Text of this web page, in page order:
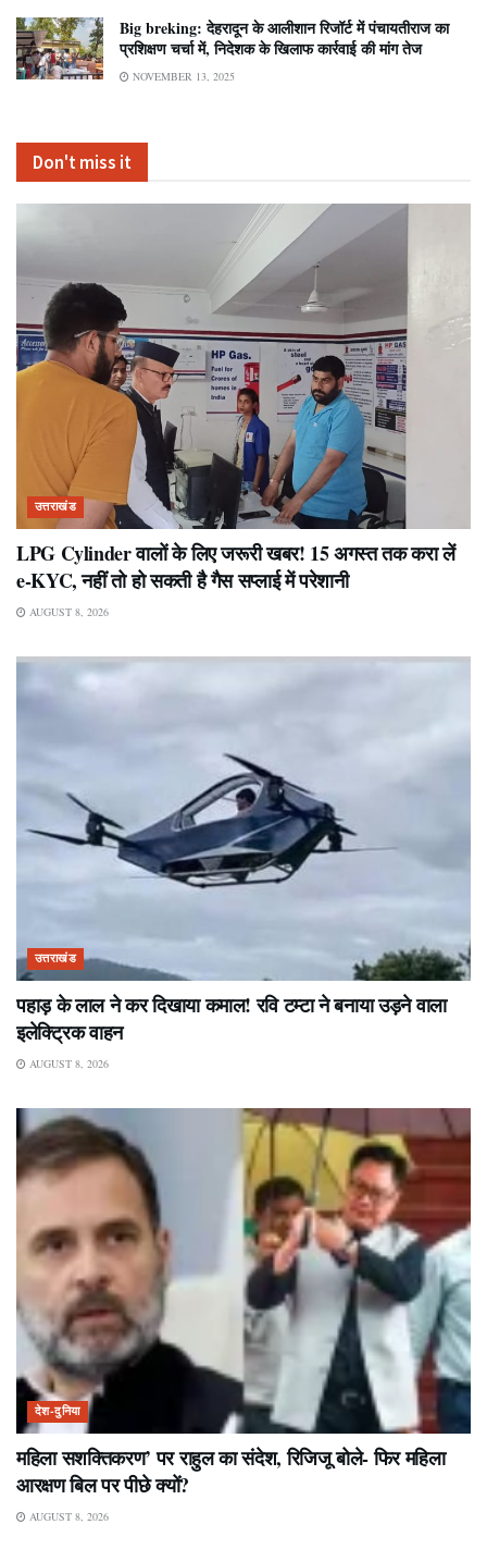
Big breking: देहरादून के आलीशान रिजॉर्ट में पंचायतीराज का
प्रशिक्षण चर्चा में, निदेशक के खिलाफ कार्रवाई की मांग तेज
NOVEMBER 13, 2025
Don't miss it
उत्तराखंड
LPG Cylinder वालों के लिए जरूरी खबर! 15 अगस्त तक करा लें
e-KYC, नहीं तो हो सकती है गैस सप्लाई में परेशानी
AUGUST 8, 2026
उत्तराखंड
पहाड़ के लाल ने कर दिखाया कमाल! रवि टम्टा ने बनाया उड़ने वाला
इलेक्ट्रिक वाहन
AUGUST 8, 2026
देश-दुनिया
महिला सशक्तिकरण’ पर राहुल का संदेश, रिजिजू बोले- फिर महिला
आरक्षण बिल पर पीछे क्यों?
AUGUST 8, 2026